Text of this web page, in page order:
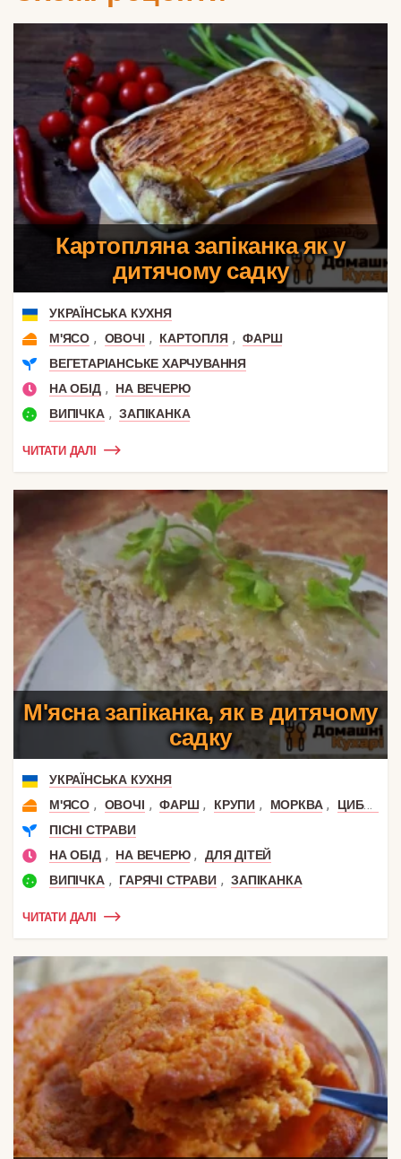
Картопляна запіканка як у
дитячому садку
УКРАЇНСЬКА КУХНЯ
М'ЯСО , ОВОЧІ , КАРТОПЛЯ , ФАРШ
ВЕГЕТАРІАНСЬКЕ ХАРЧУВАННЯ
НА ОБІД ,
НА ВЕЧЕРЮ
ВИПІЧКА , ЗАПІКАНКА
ЧИТАТИ ДАЛІ
М'ясна запіканка, як в дитячому
садку
УКРАЇНСЬКА КУХНЯ
М'ЯСО , ОВОЧІ , ФАРШ , КРУПИ , МОРКВА ,
ЦИБУЛЯ
ПІСНІ СТРАВИ
НА ОБІД , НА ВЕЧЕРЮ ,
ДЛЯ ДІТЕЙ
ВИПІЧКА , ГАРЯЧІ СТРАВИ , ЗАПІКАНКА
ЧИТАТИ ДАЛІ